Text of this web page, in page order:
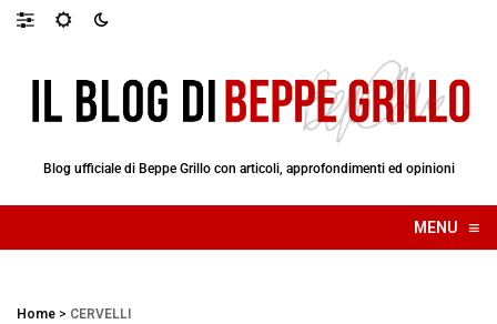
Blog ufficiale di Beppe Grillo con articoli, approfondimenti ed opinioni
MENU ≡
☰
Home > CERVELLI